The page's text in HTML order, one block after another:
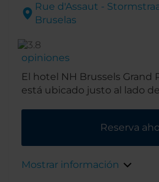
Rue d'Assaut -
Bruselas
opiniones
El hotel NH Brussels Grand
está ubicado justo al lado
su ubicación es ideal tanto
negocios como por placer.
Reserva
Mostrar información